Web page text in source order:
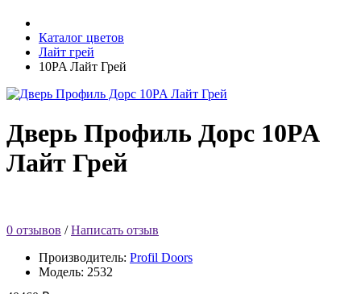
Каталог цветов
Лайт грей
10PA Лайт Грей
Дверь Профиль Дорс 10PA
Лайт Грей
0 отзывов /Написать отзыв
Производитель: Profil Doors
Модель: 2532